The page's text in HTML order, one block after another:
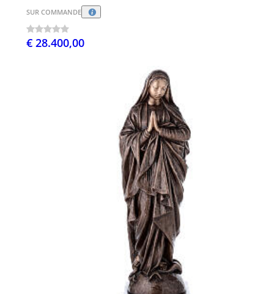
SUR COMMANDE
€ 28.400,00